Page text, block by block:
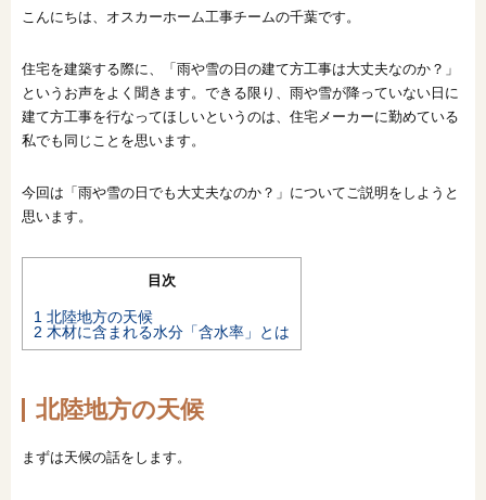
フォトギャラリー
販売中の物件
スマートセレクト
こんにちは、オスカーホーム工事チームの千葉です。
住宅を建築する際に、「雨や雪の日の建て方工事は大丈夫なのか？」
というお声をよく聞きます。できる限り、雨や雪が降っていない日に
建て方工事を行なってほしいというのは、住宅メーカーに勤めている
私でも同じことを思います。
今回は「雨や雪の日でも大丈夫なのか？」についてご説明をしようと
思います。
目次
1 北陸地方の天候
2 木材に含まれる水分「含水率」とは
北陸地方の天候
まずは天候の話をします。